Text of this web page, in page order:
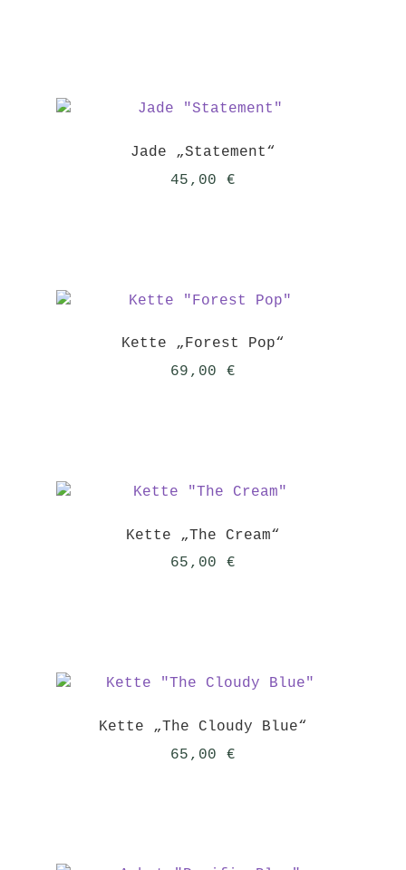
Jade „Statement“
45,00 €
Kette „Forest Pop“
69,00 €
Kette „The Cream“
65,00 €
Kette „The Cloudy Blue“
65,00 €